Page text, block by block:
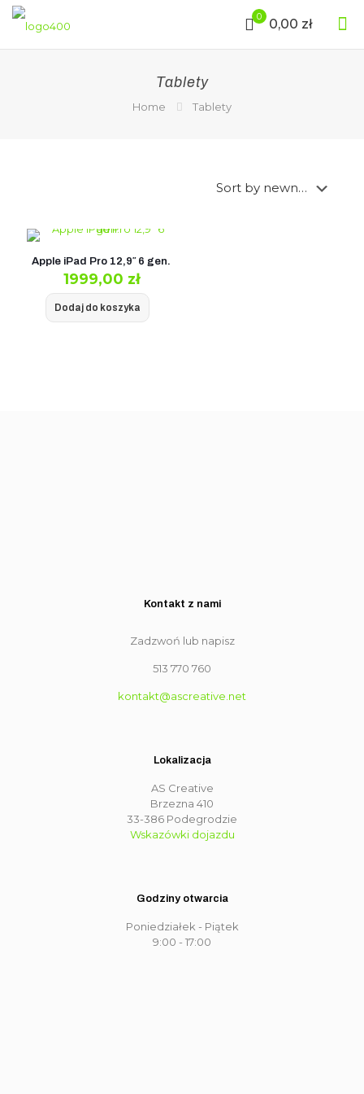
0 0,00 zł
Tablety
Home Tablety
Apple iPad Pro 12,9″ 6 gen.
1999,00 zł
Dodaj do koszyka
Kontakt z nami
Zadzwoń lub napisz
513 770 760
kontakt@ascreative.net
Lokalizacja
AS Creative
Brzezna 410
33-386 Podegrodzie
Wskazówki dojazdu
Godziny otwarcia
Poniedziałek - Piątek
9:00 - 17:00